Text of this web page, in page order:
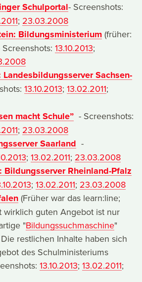
Schulportal- Screenshots:
; 23.03.2008
Bildungsministerium (früher:
13.10.2013;
Landesbildungsserver Sachsen-
13.10.2013;13.02.2011;
macht Schule” - Screenshots:
; 23.03.2008
Saarland -
;13.02.2011; 23.03.2008
Bildungsserver Rheinland-Pfalz
;13.02.2011; 23.03.2008
(Früher war das learn:line;
wirklich guten Angebot ist nur
"Bildungssuchmaschine"
restlichen Inhalte haben sich
des Schulministeriums
13.10.2013;13.02.2011;